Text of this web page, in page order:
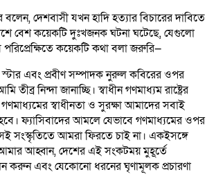
বলেন, দেশবাসী যখন হাদি হত্যার বিচারের দাবিতে
বেশ কয়েকটি দুঃখজনক ঘটনা ঘটেছে, যেগুলো
কয়েকটি কথা বলা জরুরি—
এবং প্রবীণ সম্পাদক নুরুল কবিরের ওপর
নিন্দা জানাচ্ছি। স্বাধীন গণমাধ্যম রাষ্ট্রের
গণমাধ্যমের স্বাধীনতা ও সুরক্ষা আমাদের সবাই
ফ্যাসিবাদের আমলে যেভাবে গণমাধ্যমের ওপর
সংস্কৃতিতে আমরা ফিরতে চাই না। একইসঙ্গে
আহ্বান, দেশের এই সংকটময় মুহূর্তে
করুন এবং যেকোনো ধরনের ঘৃণামূলক প্রচারণা